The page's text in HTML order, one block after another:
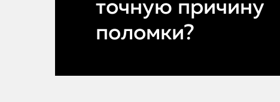
точную причину
поломки?